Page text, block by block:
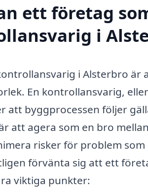
ett företag
i
i Alsterbro
En kontrollansvarig,
att byggprocessen följer
att agera som en bro
risker för problem
förvänta sig att ett
viktiga punkter: